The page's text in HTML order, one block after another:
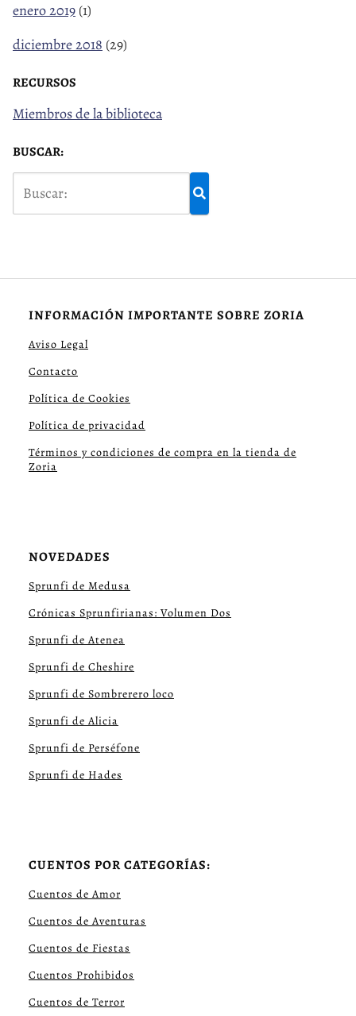
enero 2019 (1)
diciembre 2018 (29)
RECURSOS
Miembros de la biblioteca
BUSCAR:
INFORMACIÓN IMPORTANTE SOBRE ZORIA
Aviso Legal
Contacto
Política de Cookies
Política de privacidad
Términos y condiciones de compra en la tienda de
Zoria
NOVEDADES
Sprunfi de Medusa
Crónicas Sprunfirianas: Volumen Dos
Sprunfi de Atenea
Sprunfi de Cheshire
Sprunfi de Sombrerero loco
Sprunfi de Alicia
Sprunfi de Perséfone
Sprunfi de Hades
CUENTOS POR CATEGORÍAS:
Cuentos de Amor
Cuentos de Aventuras
Cuentos de Fiestas
Cuentos Prohibidos
Cuentos de Terror